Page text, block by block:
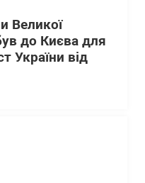
Великої
до Києва для
України від